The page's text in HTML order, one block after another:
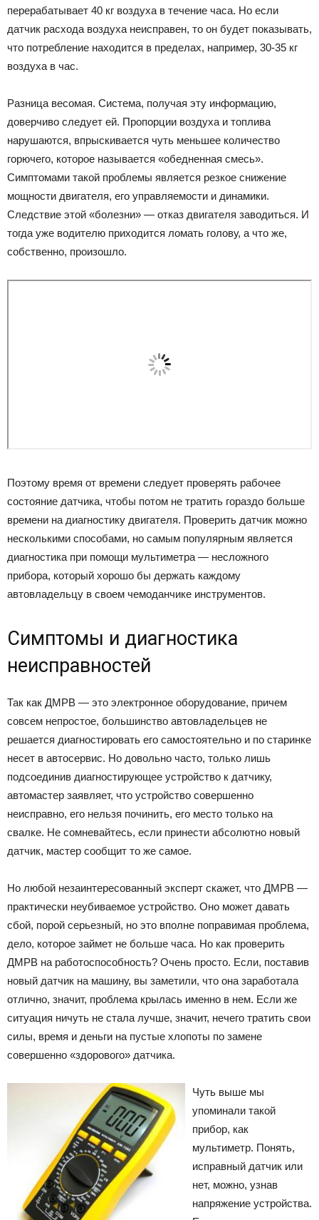
перерабатывает 40 кг воздуха в течение часа. Но если
датчик расхода воздуха неисправен, то он будет показывать,
что потребление находится в пределах, например, 30-35 кг
воздуха в час.
Разница весомая. Система, получая эту информацию,
доверчиво следует ей. Пропорции воздуха и топлива
нарушаются, впрыскивается чуть меньшее количество
горючего, которое называется «обедненная смесь».
Симптомами такой проблемы является резкое снижение
мощности двигателя, его управляемости и динамики.
Следствие этой «болезни» — отказ двигателя заводиться. И
тогда уже водителю приходится ломать голову, а что же,
собственно, произошло.
Поэтому время от времени следует проверять рабочее
состояние датчика, чтобы потом не тратить гораздо больше
времени на диагностику двигателя. Проверить датчик можно
несколькими способами, но самым популярным является
диагностика при помощи мультиметра — несложного
прибора, который хорошо бы держать каждому
автовладельцу в своем чемоданчике инструментов.
Симптомы и диагностика
неисправностей
Так как ДМРВ — это электронное оборудование, причем
совсем непростое, большинство автовладельцев не
решается диагностировать его самостоятельно и по старинке
несет в автосервис. Но довольно часто, только лишь
подсоединив диагностирующее устройство к датчику,
автомастер заявляет, что устройство совершенно
неисправно, его нельзя починить, его место только на
свалке. Не сомневайтесь, если принести абсолютно новый
датчик, мастер сообщит то же самое.
Но любой незаинтересованный эксперт скажет, что ДМРВ —
практически неубиваемое устройство. Оно может давать
сбой, порой серьезный, но это вполне поправимая проблема,
дело, которое займет не больше часа. Но как проверить
ДМРВ на работоспособность? Очень просто. Если, поставив
новый датчик на машину, вы заметили, что она заработала
отлично, значит, проблема крылась именно в нем. Если же
ситуация ничуть не стала лучше, значит, нечего тратить свои
силы, время и деньги на пустые хлопоты по замене
совершенно «здорового» датчика.
Чуть выше мы
упоминали такой
прибор, как
мультиметр. Понять,
исправный датчик или
нет, можно, узнав
напряжение устройства.